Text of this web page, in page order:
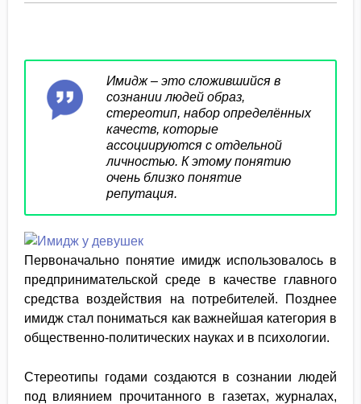
Имидж – это сложившийся в
сознании людей образ,
стереотип, набор определённых
качеств, которые
ассоциируются с отдельной
личностью. К этому понятию
очень близко понятие
репутация.
Первоначально понятие имидж использовалось в
предпринимательской среде в качестве главного
средства воздействия на потребителей. Позднее
имидж стал пониматься как важнейшая категория в
общественно-политических науках и в психологии.
Стереотипы годами создаются в сознании людей
под влиянием прочитанного в газетах, журналах,